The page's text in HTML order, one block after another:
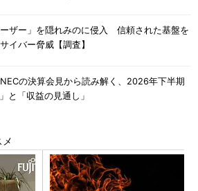
ーザー」を隠れみのに侵入 信頼された基盤を
イバー脅威【調査】
の決算会見から読み解く、2026年下半期
と「収益の見通し」